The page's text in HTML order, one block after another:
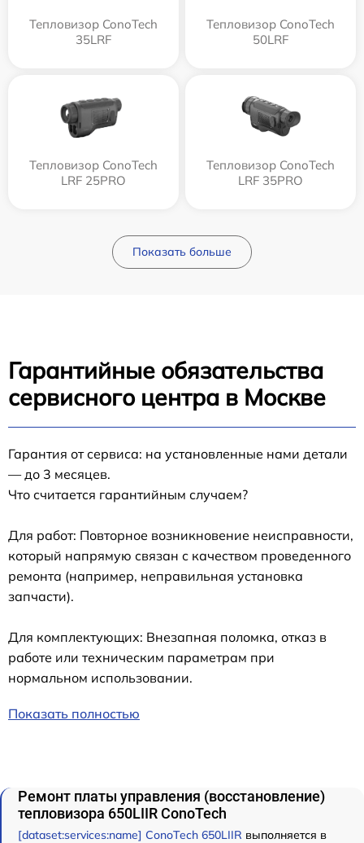
Тепловизор ConoTech
35LRF
Тепловизор ConoTech
50LRF
Тепловизор ConoTech
LRF 25PRO
Тепловизор ConoTech
LRF 35PRO
Показать больше
Гарантийные обязательства
сервисного центра в Москве
Гарантия от сервиса: на установленные нами детали
— до 3 месяцев.
Что считается гарантийным случаем?
Для работ: Повторное возникновение неисправности,
который напрямую связан с качеством проведенного
ремонта (например, неправильная установка
запчасти).
Для комплектующих: Внезапная поломка, отказ в
работе или техническим параметрам при
нормальном использовании.
Показать полностью
Ремонт платы управления (восстановление)
тепловизора 650LIIR ConoTech
[dataset:services:name] ConoTech 650LIIR выполняется в